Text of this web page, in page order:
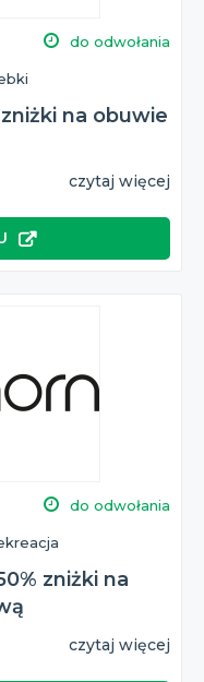
do odwołania
na obuwie
czytaj więcej
do odwołania
zniżki na
czytaj więcej